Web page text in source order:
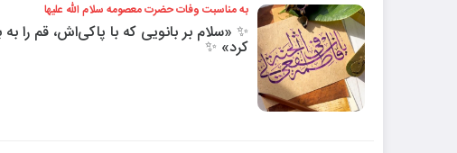
به مناسبت وفات حضرت معصومه سلام الله علیها
✨ «سلام بر بانویی که با پاکی‌اش، قم را
کرد» ✨